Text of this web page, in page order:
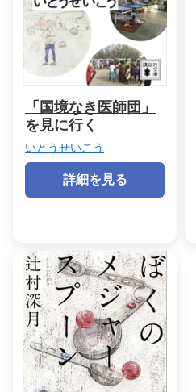
「国境なき医師団」
を見に行く
いとうせいこう
詳細を見る